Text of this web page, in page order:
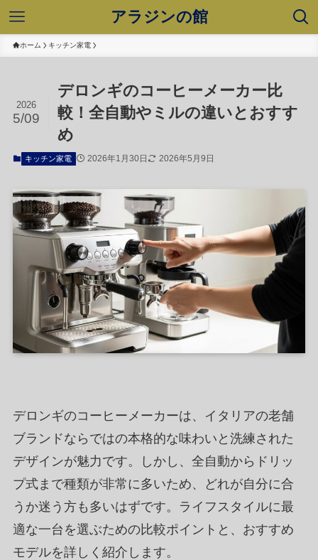
アラジンの館
ホーム キッチン家電
デロンギのコーヒーメーカー比
較！全自動やミルの違いとおすす
め
2026
5/09
キッチン家電 2026年1月30日 2026年5月9日
デロンギのコーヒーメーカーは、イタリアの老舗
ブランドならではの本格的な味わいと洗練された
デザインが魅力です。しかし、全自動からドリッ
プ式まで種類が非常に多いため、どれが自分に合
うか迷う方も多いはずです。ライフスタイルに最
適な一台を選ぶための比較ポイントと、おすすめ
モデルを詳しく紹介します。